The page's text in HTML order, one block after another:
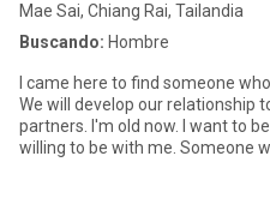
Mae Sai, Chiang Rai, Tailandia
Buscando: Hombre
I came here to find someone
We will develop our relationship to be
partners. I'm old now. I want to
willing to be with me. Someone